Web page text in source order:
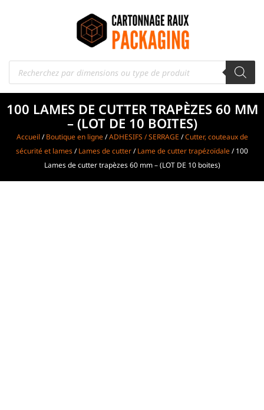
100 LAMES DE CUTTER TRAPÈZES 60 MM
– (LOT DE 10 BOITES)
Accueil /Boutique en ligne/ADHESIFS / SERRAGE /Cutter, couteaux de
sécurité et lames/Lames de cutter/Lame de cutter trapézoïdale/ 100
Lames de cutter trapèzes 60 mm – (LOT DE 10 boites)